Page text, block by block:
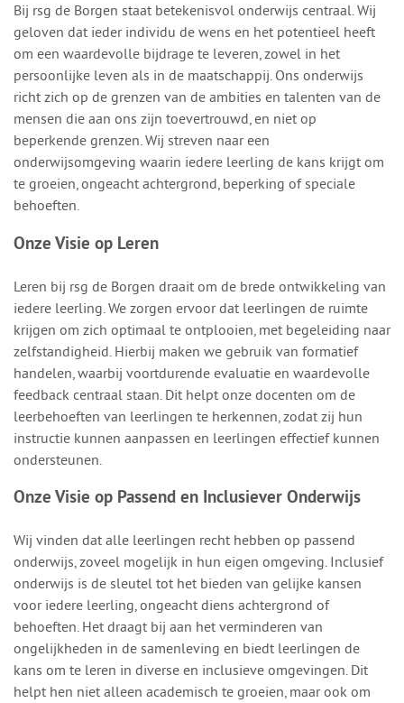
Bij rsg de Borgen staat betekenisvol onderwijs centraal. Wij
geloven dat ieder individu de wens en het potentieel heeft
om een waardevolle bijdrage te leveren, zowel in het
persoonlijke leven als in de maatschappij. Ons onderwijs
richt zich op de grenzen van de ambities en talenten van de
mensen die aan ons zijn toevertrouwd, en niet op
beperkende grenzen. Wij streven naar een
onderwijsomgeving waarin iedere leerling de kans krijgt om
te groeien, ongeacht achtergrond, beperking of speciale
behoeften.
Onze Visie op Leren
Leren bij rsg de Borgen draait om de brede ontwikkeling van
iedere leerling. We zorgen ervoor dat leerlingen de ruimte
krijgen om zich optimaal te ontplooien, met begeleiding naar
zelfstandigheid. Hierbij maken we gebruik van formatief
handelen, waarbij voortdurende evaluatie en waardevolle
feedback centraal staan. Dit helpt onze docenten om de
leerbehoeften van leerlingen te herkennen, zodat zij hun
instructie kunnen aanpassen en leerlingen effectief kunnen
ondersteunen.
Onze Visie op Passend en Inclusiever Onderwijs
Wij vinden dat alle leerlingen recht hebben op passend
onderwijs, zoveel mogelijk in hun eigen omgeving. Inclusief
onderwijs is de sleutel tot het bieden van gelijke kansen
voor iedere leerling, ongeacht diens achtergrond of
behoeften. Het draagt bij aan het verminderen van
ongelijkheden in de samenleving en biedt leerlingen de
kans om te leren in diverse en inclusieve omgevingen. Dit
helpt hen niet alleen academisch te groeien, maar ook om